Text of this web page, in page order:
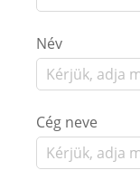
Név
Cég neve